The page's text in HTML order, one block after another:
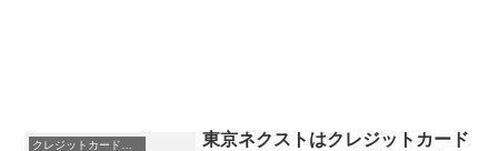
東京ネクストはクレジットカード